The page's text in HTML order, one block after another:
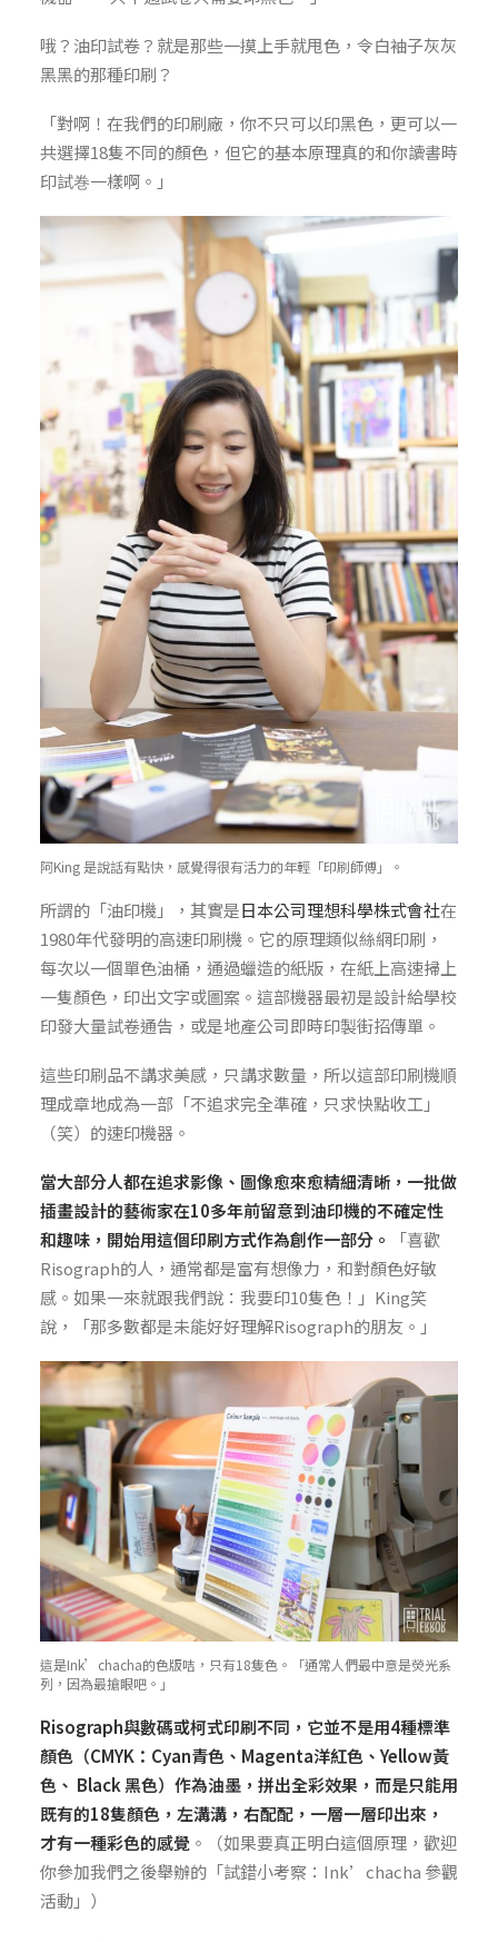
哦？油印試卷？就是那些一摸上手就甩色，令白袖子灰灰
黑黑的那種印刷？
「對啊！在我們的印刷廠，你不只可以印黑色，更可以一
共選擇18隻不同的顏色，但它的基本原理真的和你讀書時
印試巻一樣啊。」
阿King 是說話有點快，感覺得很有活力的年輕「印刷師傅」。
所謂的「油印機」，其實是日本公司理想科學株式會社在
1980年代發明的高速印刷機。它的原理類似絲網印刷，
每次以一個單色油桶，通過蠟造的紙版，在紙上高速掃上
一隻顏色，印出文字或圖案。這部機器最初是設計給學校
印發大量試卷通告，或是地產公司即時印製街招傳單。
這些印刷品不講求美感，只講求數量，所以這部印刷機順
理成章地成為一部「不追求完全準確，只求快點收工」
（笑）的速印機器。
當大部分人都在追求影像、圖像愈來愈精細清晰，一批做
插畫設計的藝術家在10多年前留意到油印機的不確定性
和趣味，開始用這個印刷方式作為創作一部分。
「喜歡
Risograph的人，通常都是富有想像力，和對顏色好敏
感。如果一來就跟我們說：我要印10隻色！」King笑
說，「那多數都是未能好好理解Risograph的朋友。」
這是Ink’chacha的色版咭，只有18隻色。「通常人們最中意是熒光系
列，因為最搶眼吧。」
Risograph與數碼或柯式印刷不同，它並不是用4種標準
顏色（CMYK：Cyan青色、Magenta洋紅色、Yellow黃
色、 Black 黑色）作為油墨，拼出全彩效果，而是只能用
既有的18隻顏色，左溝溝，右配配，一層一層印出來，
才有一種彩色的感覺 。（如果要真正明白這個原理，歡迎
你參加我們之後舉辦的「試錯小考察：Ink’chacha 參觀
活動」）